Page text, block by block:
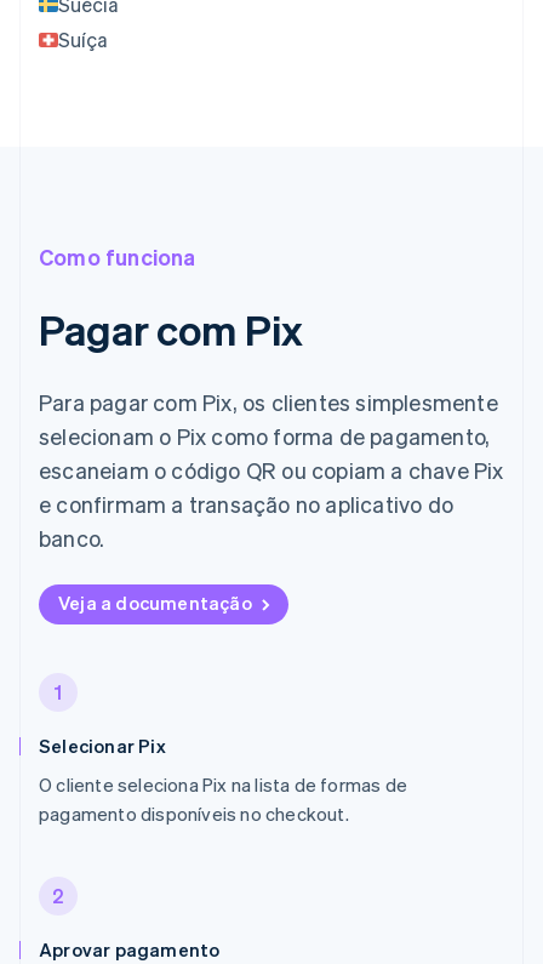
Suíça
Como funciona
Pagar com Pix
Para pagar com Pix, os clientes simplesmente
selecionam o Pix como forma de pagamento,
escaneiam o código QR ou copiam a chave Pix
e confirmam a transação no aplicativo do
banco.
Veja a documentação
1
Selecionar Pix
O cliente seleciona Pix na lista de formas de
pagamento disponíveis no checkout.
2
Aprovar pagamento